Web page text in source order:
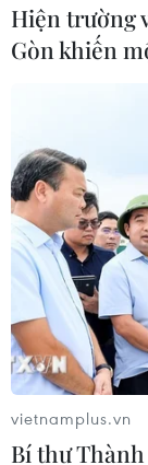
TIN CÙNG
Xaysomphone
lãnh đạo vun
hữu nghị Việt-
09/08/2026 01:21
Thái Lan tăng
riêng cuối vụ
cung
09/08/2026 00:58
Hiện trường
Gòn khiến
vietnamplus.vn
Bí thư